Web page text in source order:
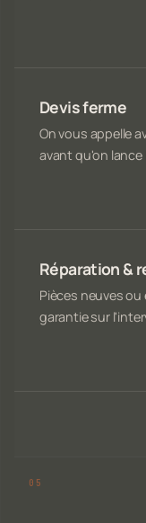
Devis ferme
On vous appelle
avant qu'on lance
Réparation &
Pièces neuves
garantie sur